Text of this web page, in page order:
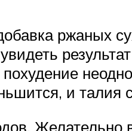
ржаных
и талия